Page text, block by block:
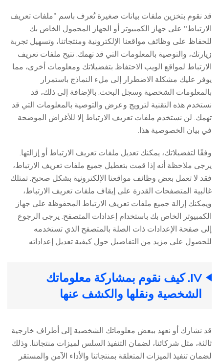
قد نقوم بتخزين ملفات بيانات صغيرة تُعرف باسم "ملفات تعريف
الارتباط" على جهاز الكمبيوتر أو الجهاز المحمول الخاص بك
للحفاظ على وظائف مواقعنا الإلكترونية ومنتجاتنا، وتسهيل تجربة
زيارتك، والتوصية بالمعلومات التي قد تهمك. تتيح ملفات تعريف
الارتباط لمواقع الويب الاحتفاظ بتفضيلاتك ومعلومات أخرى، مما
يوفر عليك مشكلة الاضطرار إلى ملء النماذج باستمرار
بالمعلومات الشخصية وسجل البحث. بالإضافة إلى ذلك، قد
نستخدم هذه التقنية لترويج وعرض والتوصية بالمعلومات التي قد
تهمك. لن نستخدم ملفات تعريف الارتباط إلا للأغراض الموضحة
في بيان الخصوصية هذا.
وفقًا لتفضيلاتك، يمكنك تعديل ملفات تعريف الارتباط أو إزالتها.
يرجى ملاحظة أنه إذا قمت بتعطيل جميع ملفات تعريف الارتباط،
فقد لا تعمل بعض وظائف مواقعنا الإلكترونية بشكل صحيح. تمتلك
غالبية المتصفحات القدرة على إيقاف ملفات تعريف الارتباط،
ويمكنك إزالة جميع ملفات تعريف الارتباط المحفوظة على جهاز
الكمبيوتر الخاص بك باستخدام إعدادات المتصفح. يرجى الرجوع
إلى صفحة الإعدادات ذات الصلة بالمتصفح الذي تستخدمه
للحصول على مزيد من التفاصيل حول كيفية تعديل إعداداته.
IV. كيف نقوم بمشاركة معلوماتك
الشخصية ونقلها والكشف عنها
قد نشارك أو نعهد ببعض معلوماتك الشخصية إلى أطراف خارجية
ثالثة، مثل شركائنا، لضمان التنفيذ السلس لميزات منتجاتنا. وذلك
لضمان تنفيذ الميزات المتعلقة بمنتجاتنا والأداء الآمن والمستقر